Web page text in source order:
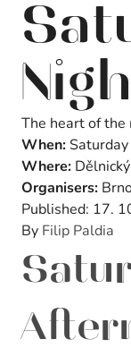
The heart of the
When:
Where:
Organisers:
Published: 17.
By Filip Paldia